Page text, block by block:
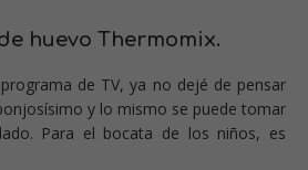
huevo Thermomix.
de TV, ya no dejé de pensar
y lo mismo se puede tomar
Para el bocata de los niños, es